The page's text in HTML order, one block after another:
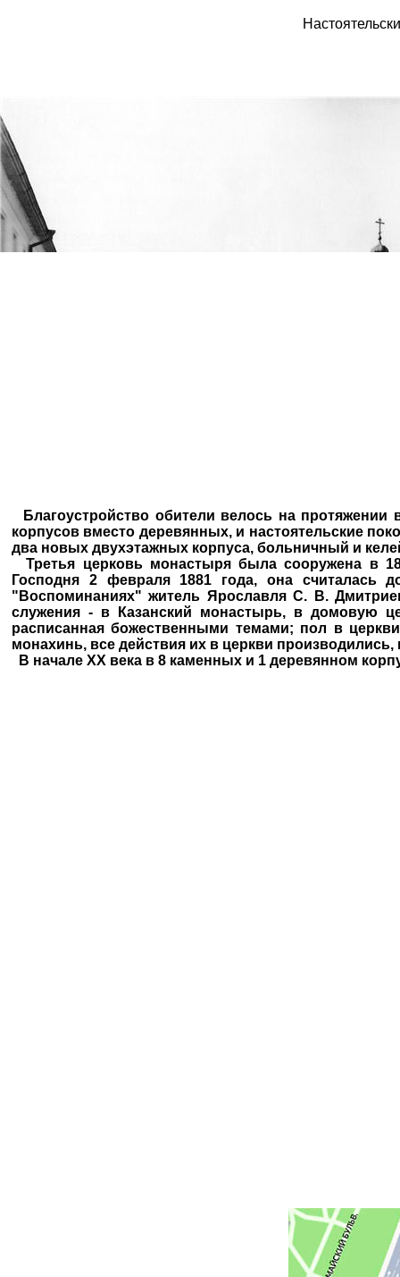
Благоустройство обители велось на
корпусов вместо деревянных, и настоятельские
два новых двухэтажных корпуса, больничный и
Третья церковь монастыря была сооружена в
Господня 2 февраля 1881 года, она считалась
"Воспоминаниях" житель Ярославля С. В.
служения - в Казанский монастырь, в домовую
расписанная божественными темами; пол в
монахинь, все действия их в церкви
В начале ХХ века в 8 каменных и 1 деревянном